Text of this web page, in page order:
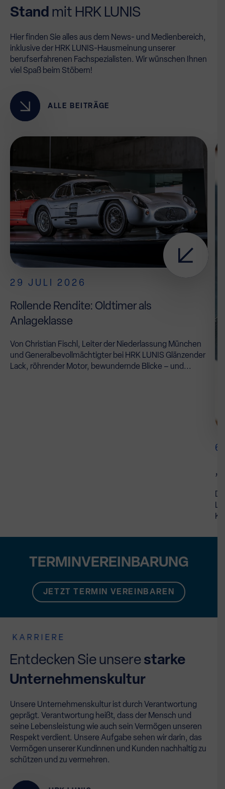
Stand mit HRK LUNIS
Hier finden Sie alles aus dem News- und Medienbereich,
inklusive der HRK LUNIS-Hausmeinung unserer
berufserfahrenen Fachspezialisten. Wir wünschen Ihnen
viel Spaß beim Stöbern!
ALLE BEITRÄGE
29 JULI 2026
Rollende Rendite: Oldtimer als
Anlageklasse
Von Christian Fischl, Leiter der Niederlassung München
und Generalbevollmächtigter bei HRK LUNIS Glänzender
Lack, röhrender Motor, bewundernde Blicke – und...
6
TERMINVEREINBARUNG
JETZT TERMIN VEREINBAREN
KARRIERE
Entdecken Sie unserestarke
Unternehmenskultur
Unsere Unternehmenskultur ist durch Verantwortung
geprägt. Verantwortung heißt, dass der Mensch und
seine Lebensleistung wie auch sein Vermögen unseren
Respekt verdient. Unsere Aufgabe sehen wir darin, das
Vermögen unserer Kundinnen und Kunden nachhaltig zu
schützen und zu vermehren.